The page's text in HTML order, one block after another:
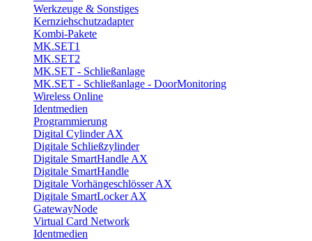
Werkzeuge & Sonstiges
Kernziehschutzadapter
Kombi-Pakete
MK.SET1
MK.SET2
MK.SET - Schließanlage
MK.SET - Schließanlage - DoorMonitoring
Wireless Online
Identmedien
Programmierung
Digital Cylinder AX
Digitale Schließzylinder
Digitale SmartHandle AX
Digitale SmartHandle
Digitale Vorhängeschlösser AX
Digitale SmartLocker AX
GatewayNode
Virtual Card Network
Identmedien